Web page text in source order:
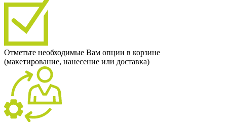
Отметьте необходимые Вам опции в корзине
(макетирование, нанесение или доставка)